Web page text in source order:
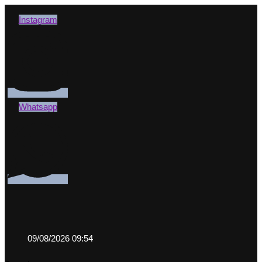
Instagram
Whatsapp
09/08/2026 09:54